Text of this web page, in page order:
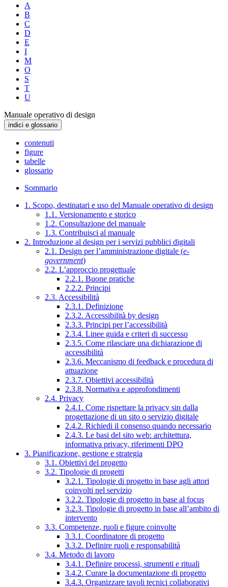
A
B
C
D
E
I
M
O
S
T
U
Manuale operativo di design
indici e glossario
contenuti
figure
tabelle
glossario
Sommario
1. Scopo, destinatari e uso del Manuale operativo di design
1.1. Versionamento e storico
1.2. Consultazione del manuale
1.3. Contribuisci al manuale
2. Introduzione al design per i servizi pubblici digitali
2.1. Design per l’amministrazione digitale (e-
government)
2.2. L’approccio progettuale
2.2.1. Buone pratiche
2.2.2. Principi
2.3. Accessibilità
2.3.1. Definizione
2.3.2. Accessibilità by design
2.3.3. Principi per l’accessibilità
2.3.4. Linee guida e criteri di successo
2.3.5. Come rilasciare una dichiarazione di
accessibilità
2.3.6. Meccanismo di feedback e procedura di
attuazione
2.3.7. Obiettivi accessibilità
2.3.8. Normativa e approfondimenti
2.4. Privacy
2.4.1. Come rispettare la privacy sin dalla
progettazione di un sito o servizio digitale
2.4.2. Richiedi il consenso quando necessario
2.4.3. Le basi del sito web: architettura,
informativa privacy, riferimenti DPO
3. Pianificazione, gestione e strategia
3.1. Obiettivi del progetto
3.2. Tipologie di progetti
3.2.1. Tipologie di progetto in base agli attori
coinvolti nel servizio
3.2.2. Tipologie di progetto in base al focus
3.2.3. Tipologie di progetto in base all’ambito di
intervento
3.3. Competenze, ruoli e figure coinvolte
3.3.1. Coordinatore di progetto
3.3.2. Definire ruoli e responsabilità
3.4. Metodo di lavoro
3.4.1. Definire processi, strumenti e rituali
3.4.2. Curare la documentazione di progetto
3.4.3. Organizzare tavoli tecnici collaborativi